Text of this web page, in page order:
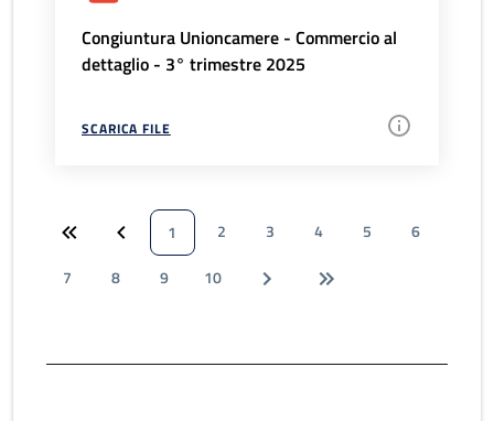
Congiuntura Unioncamere - Commercio al
dettaglio - 3° trimestre 2025
SCARICA FILE
1 2 3 4 5
6
7
8 9 10